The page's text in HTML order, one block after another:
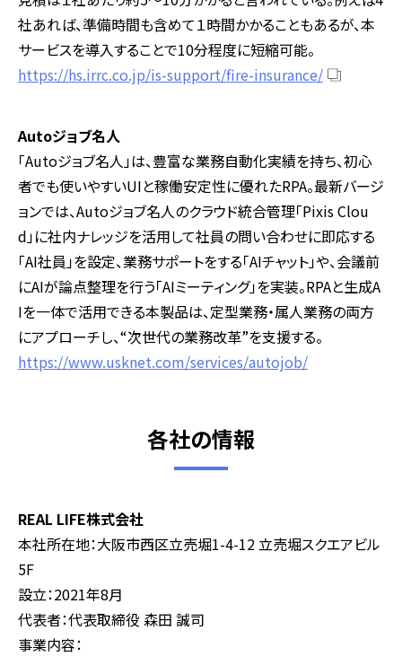
社あれば、準備時間も含めて１時間かかることもあるが、本
サービスを導入することで10分程度に短縮可能。
https://hs.irrc.co.jp/is-support/fire-insurance/
Autoジョブ名人
「Autoジョブ名人」は、豊富な業務自動化実績を持ち、初心
者でも使いやすいUIと稼働安定性に優れたRPA。最新バージ
ョンでは、Autoジョブ名人のクラウド統合管理「Pixis Clou
d」に社内ナレッジを活用して社員の問い合わせに即応する
「AI社員」を設定、業務サポートをする「AIチャット」や、会議前
にAIが論点整理を行う「AIミーティング」を実装。RPAと生成A
Iを一体で活用できる本製品は、定型業務・属人業務の両方
にアプローチし、“次世代の業務改革”を支援する。
https://www.usknet.com/services/autojob/
各社の情報
REAL LIFE株式会社
本社所在地：大阪市西区立売堀1-4-12 立売堀スクエアビル
5F
設立：2021年8月
代表者：代表取締役 森田 誠司
事業内容：